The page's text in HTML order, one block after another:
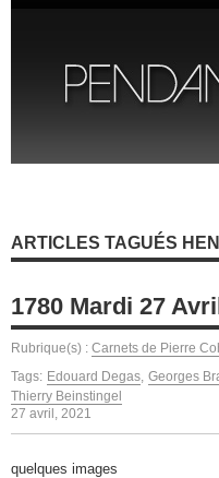
ARTICLES TAGUÉS
1780 Mardi 27
Rubrique(s) : Carnets de Pierre
Tags: Edouard Degas, Georges
Thierry Beinstingel
27 avril, 2021
quelques images